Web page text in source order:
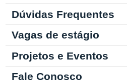
Dúvidas Frequentes
Vagas de estágio
Projetos e Eventos
Fale Conosco